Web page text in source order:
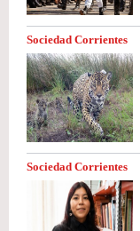
Sociedad Corrientes
Sociedad Corrientes